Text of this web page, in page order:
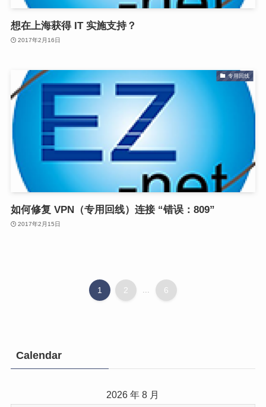
想在上海获得 IT 实施支持？
2017年2月16日
专用回线
如何修复 VPN（专用回线）连接 “错误：809”
2017年2月15日
1 2 ... 6
Calendar
2026 年 8 月